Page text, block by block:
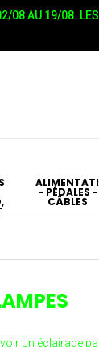
08 AU 19/08.
- PÉDALES -
CÂBLES
un éclairage